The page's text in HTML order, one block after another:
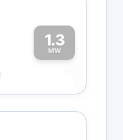
1.3
MW
1